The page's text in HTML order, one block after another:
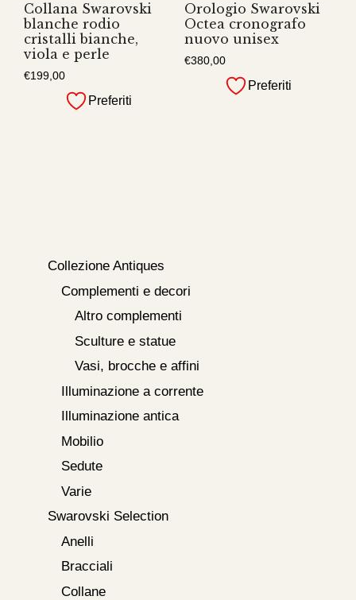
Collana Swarovski
blanche rodio
cristalli bianche,
viola e perle
€199,00
Preferiti
Orologio Swarovski
Octea cronografo
nuovo unisex
€380,00
Preferiti
Collezione Antiques
Complementi e decori
Altro complementi
Sculture e statue
Vasi, brocche e affini
Illuminazione a corrente
Illuminazione antica
Mobilio
Sedute
Varie
Swarovski Selection
Anelli
Bracciali
Collane